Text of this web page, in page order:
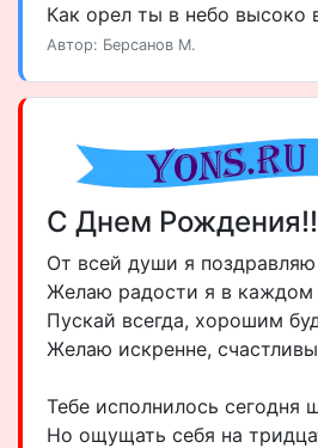
Как орел ты в небо высоко
Автор: Берсанов М.
С Днем
От всей души я
Желаю радости я в каждом
Пускай всегда, хорошим
Желаю искренне,
Тебе исполнилось сегодня
Но ощущать себя на